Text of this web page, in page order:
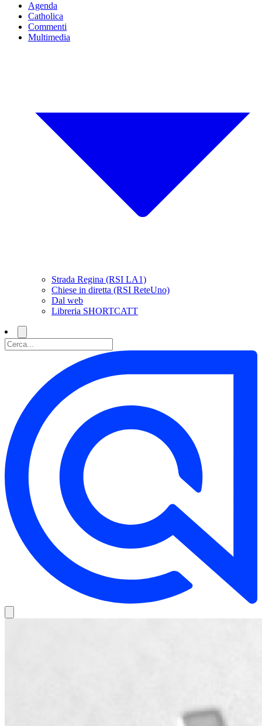
Agenda
Catholica
Commenti
Multimedia
Strada Regina (RSI LA1)
Chiese in diretta (RSI ReteUno)
Dal web
Libreria SHORTCATT